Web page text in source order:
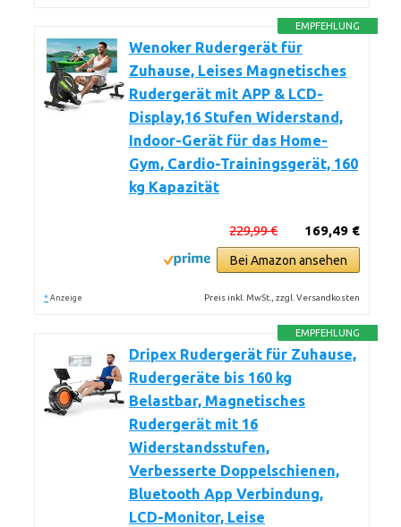
EMPFEHLUNG
Wenoker Rudergerät für
Zuhause, Leises Magnetisches
Rudergerät mit APP & LCD-
Display,16 Stufen Widerstand,
Indoor-Gerät für das Home-
Gym, Cardio-Trainingsgerät, 160
kg Kapazität
169,49 €
229,99 €
Bei Amazon ansehen
* Anzeige Preis inkl. MwSt., zzgl. Versandkosten
EMPFEHLUNG
Dripex Rudergerät für Zuhause,
Rudergeräte bis 160 kg
Belastbar, Magnetisches
Rudergerät mit 16
Widerstandsstufen,
Verbesserte Doppelschienen,
Bluetooth App Verbindung,
LCD-Monitor, Leise